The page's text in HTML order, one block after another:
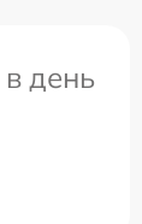
день